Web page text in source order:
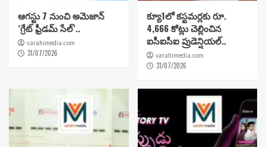
ఆగస్టు 7 నుంచి అమెజాన్
‘గ్రేట్ ఫ్రీడమ్ సేల్’..
varahimedia.com
31/07/2026
క్యూ1లో కస్టమర్లకు రూ.
4,666 కోట్లు చెల్లించిన
ఐసీఐసీఐ ప్రుడెన్షియల్..
varahimedia.com
31/07/2026